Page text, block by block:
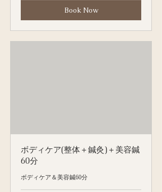
Book Now
ボディケア(整体＋鍼灸)＋美容鍼
60分
ボディケア＆美容鍼60分